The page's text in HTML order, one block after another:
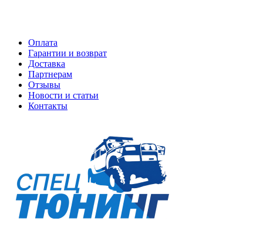
Оплата
Гарантии и возврат
Доставка
Партнерам
Отзывы
Новости и статьи
Контакты